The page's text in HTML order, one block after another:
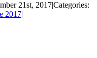
21st, 2017|Categories:
2017|